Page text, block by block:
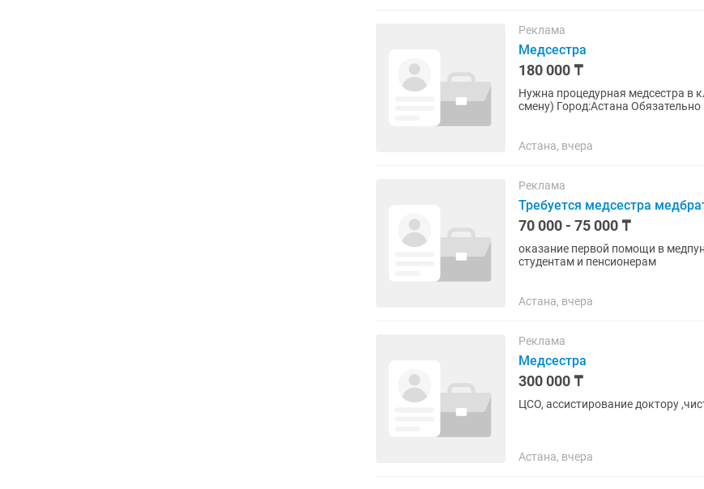
Реклама
Медсестра
180 000 ₸
Нужна процедурная медсестра в клинику ASTON График 2/2 с
смену) Город:Астана Обязательно : наличие действующего сертификата (сестринское дело ) и
Астана, вчера
Реклама
Требуется медсестра
70 000 - 75 000 ₸
оказание первой помощи в
студентам и пенсионерам
Астана, вчера
Реклама
Медсестра
300 000 ₸
ЦСО, ассистирование доктору
Астана, вчера